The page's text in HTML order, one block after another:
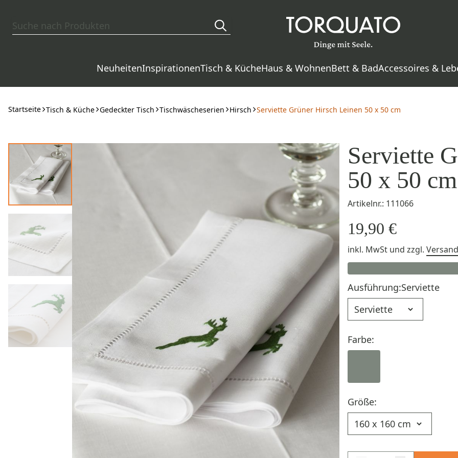
NeuheitenInspirationenTisch & KücheHaus & WohnenBett & BadAccessoires &
Startseite Tisch & Küche Gedeckter Tisch Tischwäscheserien Hirsch Serviette Grüner Hirsch Leinen 50 x 50 cm
Serviette
50 x 50 cm
Artikelnr.: 111066
19,90 €
inkl. MwSt und zzgl. Versand
Ausführung:Serviette
Farbe:
Größe: